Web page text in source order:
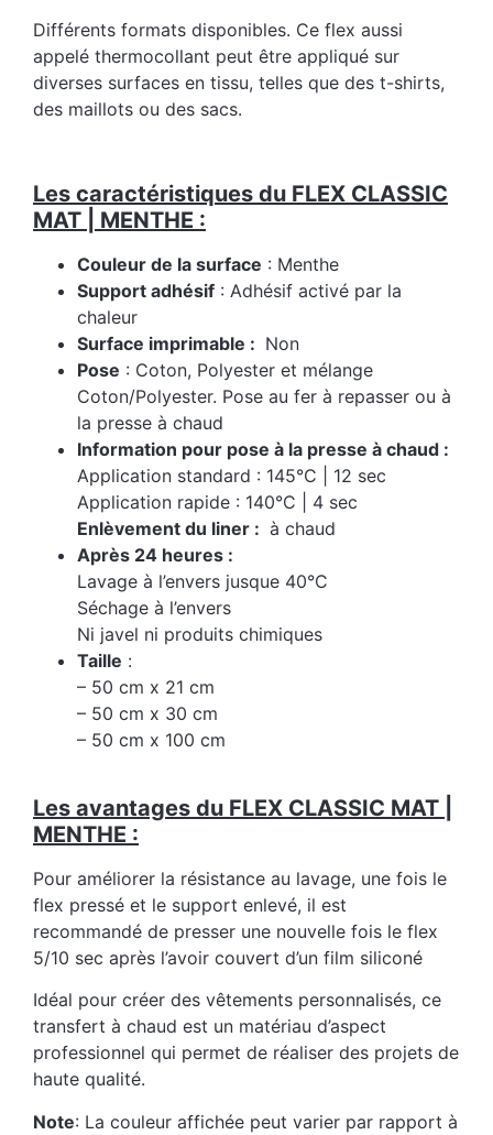
Différents formats disponibles. Ce flex aussi
appelé thermocollant peut être appliqué sur
diverses surfaces en tissu, telles que des t-shirts,
des maillots ou des sacs.
Les caractéristiques du FLEX CLASSIC
MAT | MENTHE :
Couleur de la surface : Menthe
Support adhésif : Adhésif activé par la
chaleur
Surface imprimable : Non
Pose : Coton, Polyester et mélange
Coton/Polyester. Pose au fer à repasser ou à
la presse à chaud
Information pour pose à la presse à chaud :
Application standard : 145°C | 12 sec
Application rapide : 140°C | 4 sec
Enlèvement du liner : à chaud
Après 24 heures :
Lavage à l’envers jusque 40°C
Séchage à l’envers
Ni javel ni produits chimiques
Taille :
– 50 cm x 21 cm
– 50 cm x 30 cm
– 50 cm x 100 cm
Les avantages du FLEX CLASSIC MAT |
MENTHE :
Pour améliorer la résistance au lavage, une fois le
flex pressé et le support enlevé, il est
recommandé de presser une nouvelle fois le flex
5/10 sec après l’avoir couvert d’un film siliconé
Idéal pour créer des vêtements personnalisés, ce
transfert à chaud est un matériau d’aspect
professionnel qui permet de réaliser des projets de
haute qualité.
Note: La couleur affichée peut varier par rapport à